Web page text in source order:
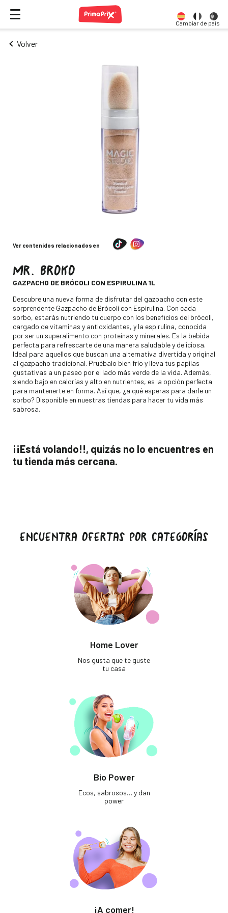
Cambiar de país
Volver
Ver contenidos relacionados en
MR. BROKO
GAZPACHO DE BRÓCOLI CON ESPIRULINA 1L
Descripción
Descubre una nueva forma de disfrutar del gazpacho con este
sorprendente Gazpacho de Brócoli con Espirulina. Con cada
sorbo, estarás nutriendo tu cuerpo con los beneficios del brócoli,
cargado de vitaminas y antioxidantes, y la espirulina, conocida
por ser un superalimento con proteínas y minerales. Es la bebida
perfecta para refrescarte de una manera saludable y deliciosa.
Ideal para aquellos que buscan una alternativa divertida y original
al gazpacho tradicional. Pruébalo bien frío y lleva tus papilas
gustativas a un paseo por el lado más verde de la vida. Además,
siendo bajo en calorías y alto en nutrientes, es la opción perfecta
para mantenerte en forma. Así que, ¿a qué esperas para darle un
sorbo? Disponible en nuestras tiendas para hacer tu vida más
sabrosa.
¡¡Está volando!!, quizás no lo encuentres en
tu tienda más cercana.
ENCUENTRA OFERTAS POR CATEGORÍAS
Home Lover
Nos gusta que te guste
tu casa
Bio Power
Ecos, sabrosos… y dan
power
¡A comer!